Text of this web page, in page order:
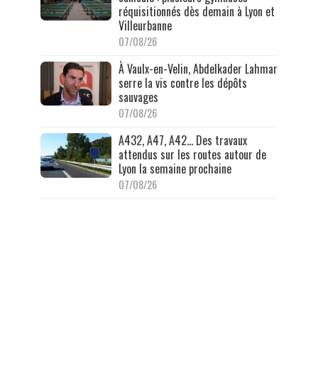
réquisitionnés dès demain à Lyon et
Villeurbanne
07/08/26
À Vaulx-en-Velin, Abdelkader Lahmar
serre la vis contre les dépôts
sauvages
07/08/26
A432, A47, A42… Des travaux
attendus sur les routes autour de
Lyon la semaine prochaine
07/08/26